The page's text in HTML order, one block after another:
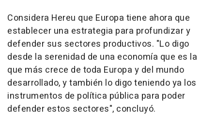
Considera Hereu que Europa tiene ahora que
establecer una estrategia para profundizar y
defender sus sectores productivos. "Lo digo
desde la serenidad de una economía que es la
que más crece de toda Europa y del mundo
desarrollado, y también lo digo teniendo ya los
instrumentos de política pública para poder
defender estos sectores", concluyó.